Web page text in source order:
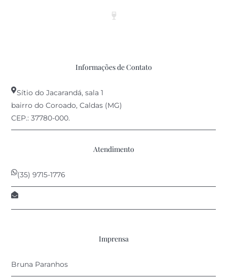
Informações de Contato
Sítio do Jacarandá, sala 1
bairro do Coroado, Caldas (MG)
CEP.: 37780-000.
Atendimento
(35) 9715-1776
Imprensa
Bruna Paranhos